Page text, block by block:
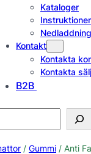
Kataloger
Instruktioner
Kontakt
Kontakta
Kontakta
B2B
/ Gummi / Anti